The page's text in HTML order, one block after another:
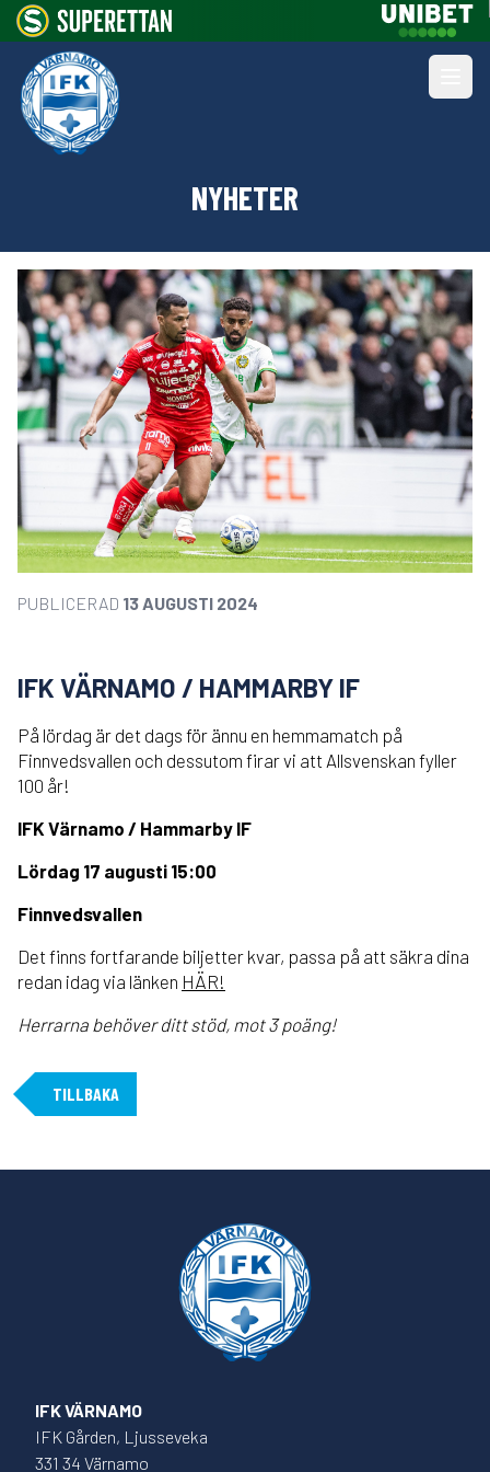
NYHETER
PUBLICERAD 13 AUGUSTI 2024
IFK VÄRNAMO / HAMMARBY IF
På lördag är det dags för ännu en hemmamatch på
Finnvedsvallen och dessutom firar vi att Allsvenskan fyller
100 år!
IFK Värnamo / Hammarby IF
Lördag 17 augusti 15:00
Finnvedsvallen
Det finns fortfarande biljetter kvar, passa på att säkra dina
redan idag via länken HÄR!
Herrarna behöver ditt stöd, mot 3 poäng!
TILLBAKA
IFK VÄRNAMO
IFK Gården, Ljusseveka
331 34 Värnamo